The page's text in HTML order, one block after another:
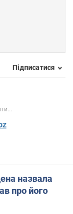
Підписатися
назвала
про його